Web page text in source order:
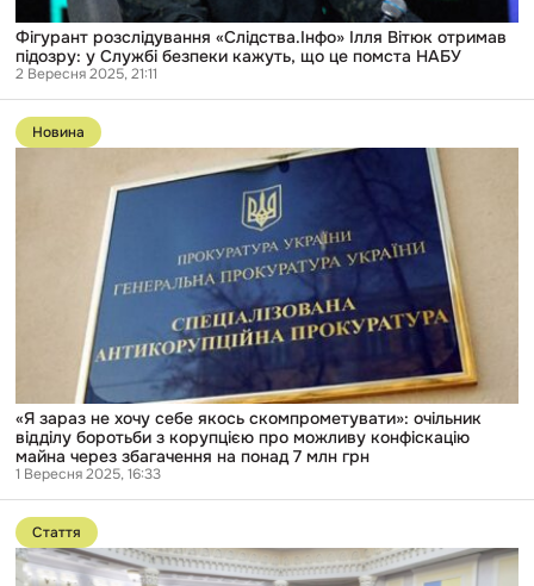
помста
НАБУ
Фігурант розслідування «Слідства.Інфо» Ілля Вітюк отримав
підозру: у Службі безпеки кажуть, що це помста НАБУ
2 Вересня 2025, 21:11
Перейти
до
публікації
скомпрометувати»:
боротьби
корупцією
можливу
конфіскацію
майна
через
збагачення
на
понад
млн
Новина
«Я зараз не хочу себе якось скомпрометувати»: очільник
відділу боротьби з корупцією про можливу конфіскацію
майна через збагачення на понад 7 млн грн
1 Вересня 2025, 16:33
Перейти
до
публікації
Нардепи
Стаття